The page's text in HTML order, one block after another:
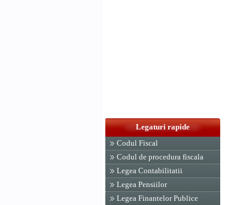
Legaturi rapide
Codul Fiscal
Codul de procedura fiscala
Legea Contabilitatii
Legea Pensiilor
Legea Finantelor Publice